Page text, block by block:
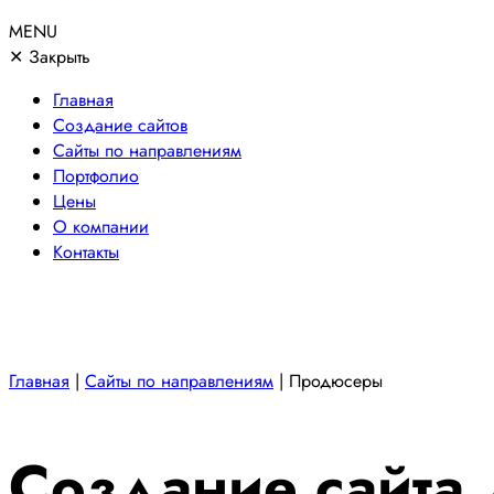
MENU
✕ Закрыть
Главная
Создание сайтов
Сайты по направлениям
Портфолио
Цены
О компании
Контакты
Главная | Сайты по направлениям | Продюсеры